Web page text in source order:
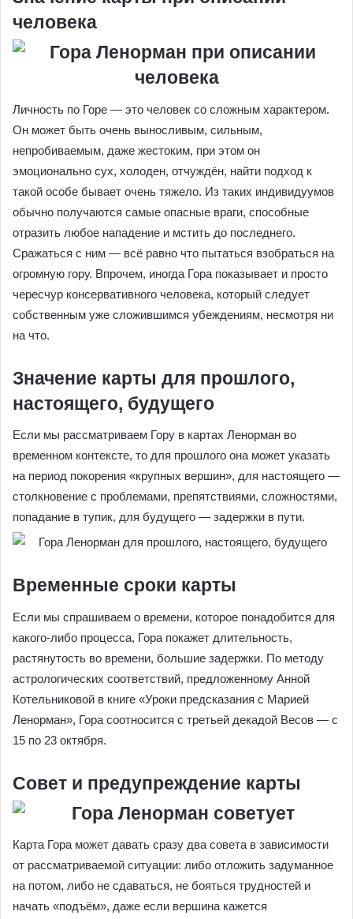
человека
Личность по Горе — это человек со сложным характером.
Он может быть очень выносливым, сильным,
непробиваемым, даже жестоким, при этом он
эмоционально сух, холоден, отчуждён, найти подход к
такой особе бывает очень тяжело. Из таких индивидуумов
обычно получаются самые опасные враги, способные
отразить любое нападение и мстить до последнего.
Сражаться с ним — всё равно что пытаться взобраться на
огромную гору. Впрочем, иногда Гора показывает и просто
чересчур консервативного человека, который следует
собственным уже сложившимся убеждениям, несмотря ни
на что.
Значение карты для прошлого,
настоящего, будущего
Если мы рассматриваем Гору в картах Ленорман во
временном контексте, то для прошлого она может указать
на период покорения «крупных вершин», для настоящего —
столкновение с проблемами, препятствиями, сложностями,
попадание в тупик, для будущего — задержки в пути.
Временные сроки карты
Если мы спрашиваем о времени, которое понадобится для
какого-либо процесса, Гора покажет длительность,
растянутость во времени, большие задержки. По методу
астрологических соответствий, предложенному Анной
Котельниковой в книге «Уроки предсказания с Марией
Ленорман», Гора соотносится с третьей декадой Весов — с
15 по 23 октября.
Совет и предупреждение карты
Карта Гора может давать сразу два совета в зависимости
от рассматриваемой ситуации: либо отложить задуманное
на потом, либо не сдаваться, не бояться трудностей и
начать «подъём», даже если вершина кажется